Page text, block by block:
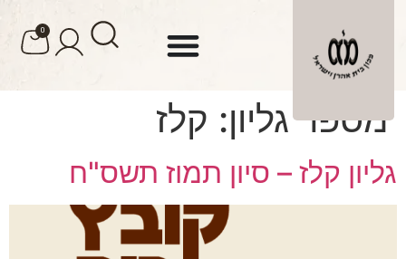
0
מספר גליון: קלז
גליון קלז – סיון תמוז תשס"ח